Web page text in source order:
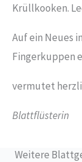
Krüllkooken.
Auf ein Neues
Fingerkuppen
vermutet
Blattflüsterin
Weitere